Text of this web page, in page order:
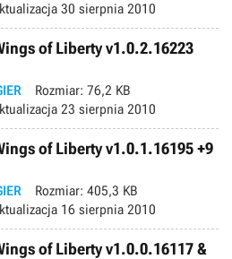
30 sierpnia 2010
of Liberty v1.0.2.16223
Rozmiar: 76,2 KB
23 sierpnia 2010
of Liberty v1.0.1.16195 +9
Rozmiar: 405,3 KB
16 sierpnia 2010
of Liberty v1.0.0.16117 &